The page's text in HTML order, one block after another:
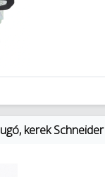
kerek Schneider